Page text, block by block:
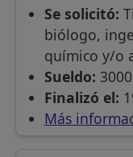
Se solicitó:
biólogo,
químico y/o
Sueldo: 3000
Finalizó el:
Más